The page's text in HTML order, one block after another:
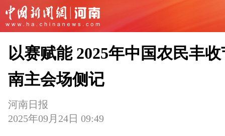
以赛赋能 2025年中国农民丰
南主会场侧记
河南日报
2025年09月24日 09:49